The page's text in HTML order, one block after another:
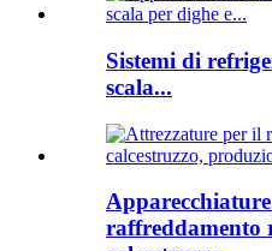
Sistemi di
scala...
raffreddamento